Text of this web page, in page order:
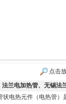
点击
法兰电加热管、无锡法
状电热元件（电热管）